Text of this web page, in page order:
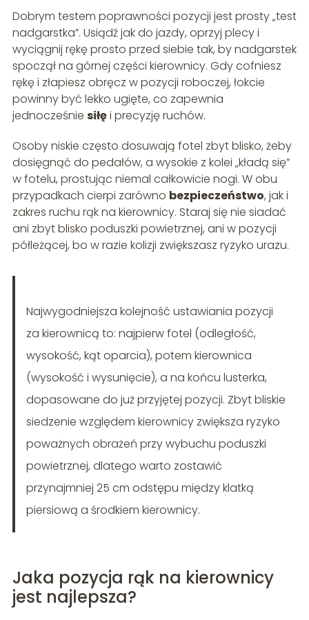
Dobrym testem poprawności pozycji jest prosty „test
nadgarstka”. Usiądź jak do jazdy, oprzyj plecy i
wyciągnij rękę prosto przed siebie tak, by nadgarstek
spoczął na górnej części kierownicy. Gdy cofniesz
rękę i złapiesz obręcz w pozycji roboczej, łokcie
powinny być lekko ugięte, co zapewnia
jednocześnie siłęi precyzję ruchów.
Osoby niskie często dosuwają fotel zbyt blisko, żeby
dosięgnąć do pedałów, a wysokie z kolei „kładą się”
w fotelu, prostując niemal całkowicie nogi. W obu
przypadkach cierpi zarówno bezpieczeństwo, jak i
zakres ruchu rąk na kierownicy. Staraj się nie siadać
ani zbyt blisko poduszki powietrznej, ani w pozycji
półleżącej, bo w razie kolizji zwiększasz ryzyko urazu.
Najwygodniejsza kolejność ustawiania pozycji
za kierownicą to: najpierw fotel (odległość,
wysokość, kąt oparcia), potem kierownica
(wysokość i wysunięcie), a na końcu lusterka,
dopasowane do już przyjętej pozycji. Zbyt bliskie
siedzenie względem kierownicy zwiększa ryzyko
poważnych obrażeń przy wybuchu poduszki
powietrznej, dlatego warto zostawić
przynajmniej 25 cm odstępu między klatką
piersiową a środkiem kierownicy.
Jaka pozycja rąk na kierownicy
jest najlepsza?